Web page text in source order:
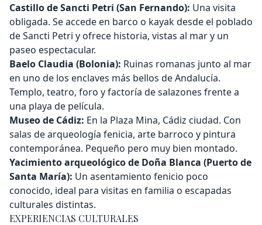
Castillo de Sancti Petri (San Fernando): Una visita
obligada. Se accede en barco o kayak desde el poblado
de Sancti Petri y ofrece historia, vistas al mar y un
paseo espectacular.
Baelo Claudia (Bolonia): Ruinas romanas junto al mar
en uno de los enclaves más bellos de Andalucía.
Templo, teatro, foro y factoría de salazones frente a
una playa de película.
Museo de Cádiz: En la Plaza Mina, Cádiz ciudad. Con
salas de arqueología fenicia, arte barroco y pintura
contemporánea. Pequeño pero muy bien montado.
Yacimiento arqueológico de Doña Blanca (Puerto de
Santa María): Un asentamiento fenicio poco
conocido, ideal para visitas en familia o escapadas
culturales distintas.
EXPERIENCIAS CULTURALES